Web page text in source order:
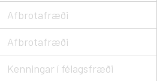
Afbrotafræði
Afbrotafræði
Kenningar í félagsfræði